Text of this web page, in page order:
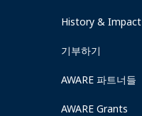
History & Impact
기부하기
AWARE 파트너들
AWARE Grants